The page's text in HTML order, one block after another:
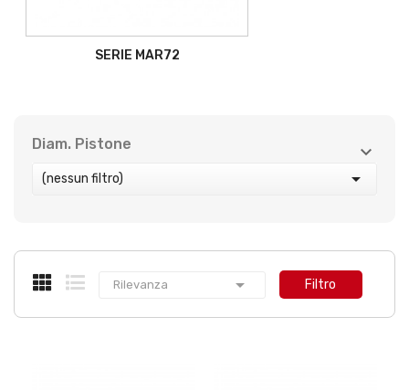
SERIE MAR72
Diam. Pistone


(nessun filtro) 
Rilevanza  Filtro